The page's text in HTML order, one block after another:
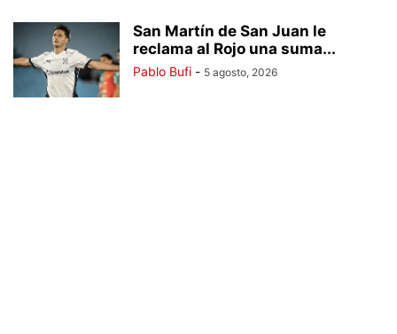
San Martín de San Juan le
reclama al Rojo una suma...
Pablo Bufi - 5 agosto, 2026